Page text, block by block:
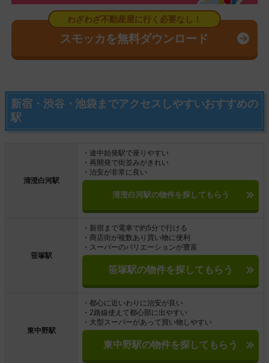
スモッカを無料ダウンロード
新宿・渋谷・池袋までアクセスしやすいおすすめの
駅
清澄白河駅
・途中始発駅で座りやすい
・再開発で街並みがきれい
・治安が非常に良い
清澄白河駅の物件を探してもらう
笹塚駅
・新宿まで電車で約5分で行ける
・商店街が複数あり買い物に便利
・スーパーのバリエーションが豊富
笹塚駅の物件を探してもらう
東中野駅
・都心に近いわりに治安が良い
・2路線使えて都心部に出やすい
・大型スーパーがあって買い物しやすい
東中野駅の物件を探してもらう